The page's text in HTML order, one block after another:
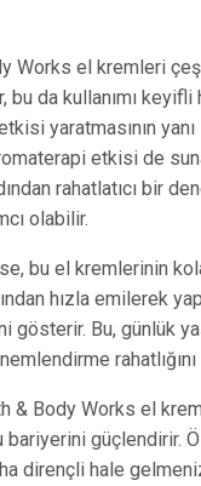
Works el kremleri
da kullanımı keyifli
yaratmasının
etkisi de
rahatlatıcı bir
olabilir.
bu el kremlerinin
hızla emilerek
gösterir. Bu, günlük
rahatlığını
& Body Works el
güçlendirir.
dirençli hale